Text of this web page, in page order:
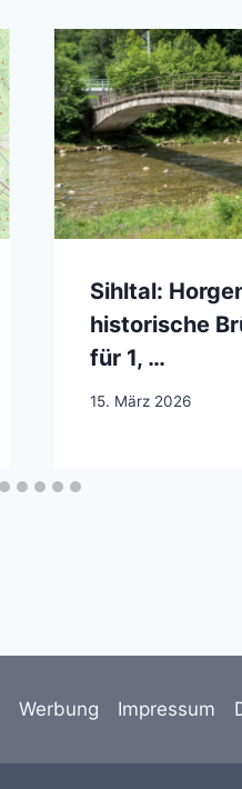
Sihltal:
historische
für 1, …
15. März 2026
Werbung Impressum